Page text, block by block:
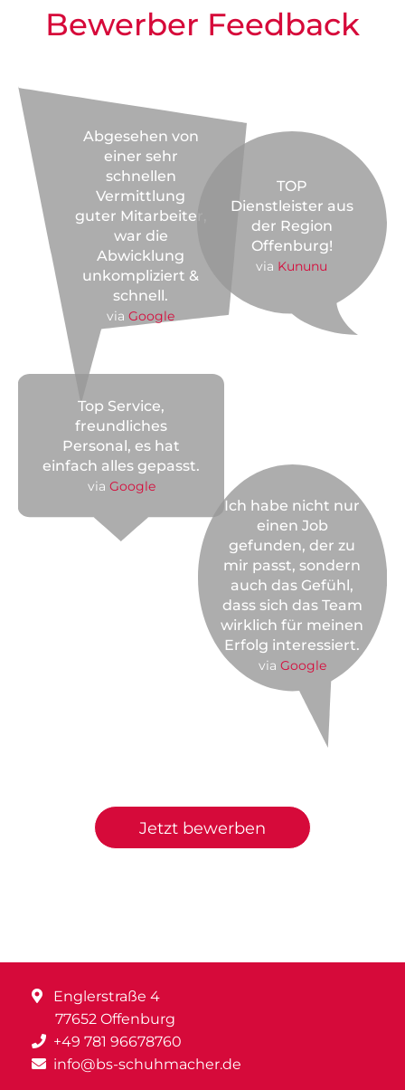
Bewerber Feedback
Abgesehen von
einer sehr
schnellen
Vermittlung
guter Mitarbeiter,
war die
Abwicklung
unkompliziert &
schnell.
viaGoogle
TOP
Dienstleister aus
der Region
Offenburg!
via Kununu
Top Service,
freundliches
Personal, es hat
einfach alles gepasst.
via Google
Ich habe nicht nur
einen Job
gefunden, der zu
mir passt, sondern
auch das Gefühl,
dass sich das Team
wirklich für meinen
Erfolg interessiert.
via Google
Jetzt bewerben
Englerstraße 4
77652 Offenburg
+49 781 96678760
info@bs-schuhmacher.de